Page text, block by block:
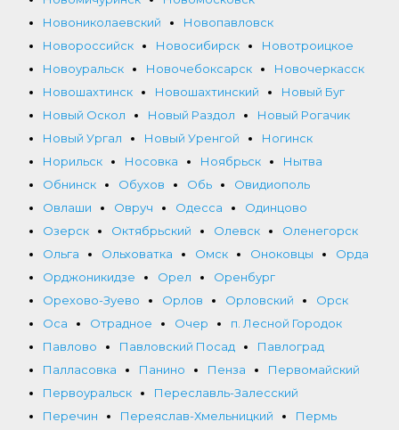
Новониколаевский
Новопавловск
Новороссийск
Новосибирск
Новотроицкое
Новоуральск
Новочебоксарск
Новочеркасск
Новошахтинск
Новошахтинский
Новый Буг
Новый Оскол
Новый Раздол
Новый Рогачик
Новый Ургал
Новый Уренгой
Ногинск
Норильск
Носовка Ноябрьск
Нытва
Обнинск
Обухов Обь
Овидиополь
Овлаши
Овруч Одесса
Одинцово
Озерск
Октябрьский Олевск
Оленегорск
Ольга
Ольховатка Омск Оноковцы
Орда
Орджоникидзе
Орел
Оренбург
Орехово-Зуево
Орлов Орловский
Орск
Оса
Отрадное Очер
п. Лесной Городок
Павлово
Павловский Посад
Павлоград
Палласовка
Панино Пенза
Первомайский
Первоуральск
Переславль-Залесский
Перечин
Переяслав-Хмельницкий
Пермь